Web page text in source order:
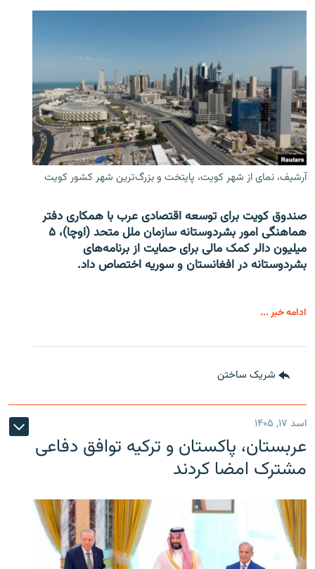
آرشیف، نمای از شهر کویت، پایتخت و بزرگ‌ترین شهر کشور کویت
صندوق کویت برای توسعه اقتصادی عرب با همکاری دفتر
هماهنگی امور بشردوستانه سازمان ملل متحد (اوچا)، ۵
میلیون دالر کمک مالی برای حمایت از برنامه‌های
بشردوستانه در افغانستان و سوریه اختصاص داد.
ادامه خبر ...
شریک ساختن
اسد ۱۷, ۱۴۰۵
عربستان، پاکستان و ترکیه توافق دفاعی
مشترک امضا کردند